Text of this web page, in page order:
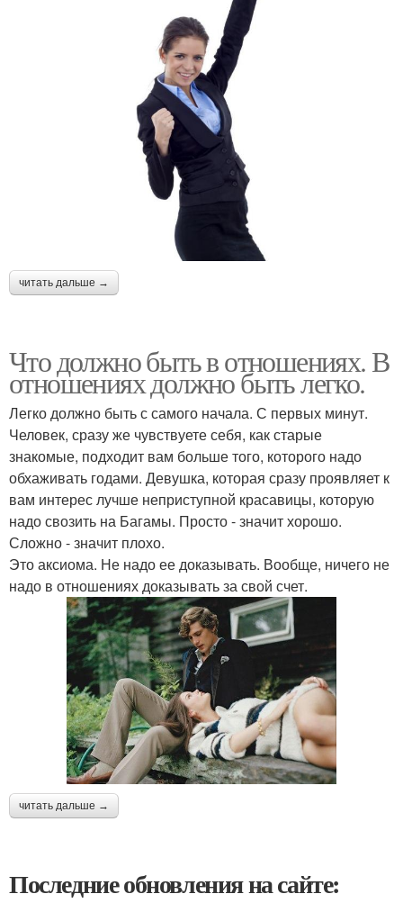
читать дальше →
Что должно быть в отношениях. В
отношениях должно быть легко.
Легко должно быть с самого начала. С первых минут.
Человек, сразу же чувствуете себя, как старые
знакомые, подходит вам больше того, которого надо
обхаживать годами. Девушка, которая сразу проявляет к
вам интерес лучше неприступной красавицы, которую
надо свозить на Багамы. Просто - значит хорошо.
Сложно - значит плохо.
Это аксиома. Не надо ее доказывать. Вообще, ничего не
надо в отношениях доказывать за свой счет.
читать дальше →
Последние обновления на сайте: